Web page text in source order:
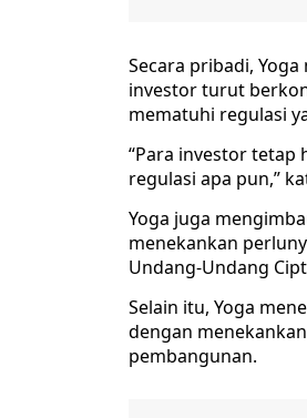
Secara pribadi,
investor turut
mematuhi regulasi
“Para investor tetap
regulasi apa pun,”
Yoga juga
menekankan
Undang-Undang
Selain itu, Yoga
dengan
pembangunan.